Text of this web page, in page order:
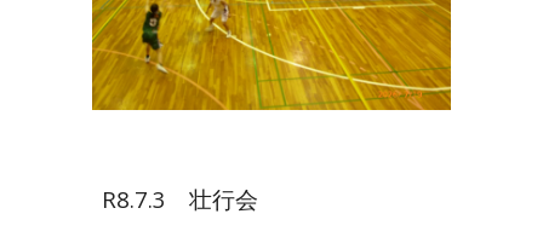
R8.7.3 壮行会